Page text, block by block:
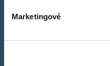
Marketingové
Přemýšlíte jaký
Společně vše